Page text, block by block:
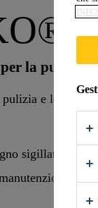
la pulizia
e la
sigillati